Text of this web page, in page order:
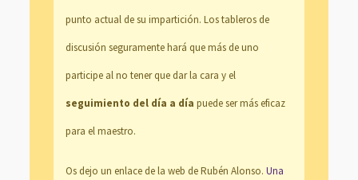
punto actual de su impartición. Los tableros de
discusión seguramente hará que más de uno
participe al no tener que dar la cara y el
seguimiento del día a día puede ser más eficaz
para el maestro.
Os dejo un enlace de la web de Rubén Alonso. Una